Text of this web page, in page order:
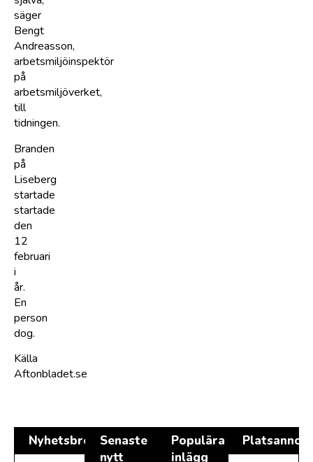
säger
Bengt
Andreasson,
arbetsmiljöinspektör
på
arbetsmiljöverket,
till
tidningen.
Branden
på
Liseberg
startade
startade
den
12
februari
i
år.
En
person
dog.
Källa
Aftonbladet.se
Nyhetsbrev
Senaste
nytt
Populära
inlägg